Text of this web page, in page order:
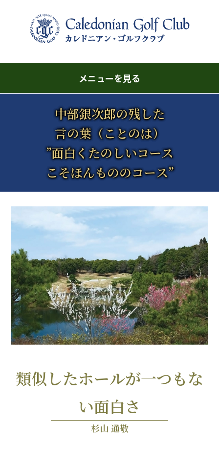
メニューを見る
中部銀次郎の残した
言の葉（ことのは）
”面白くたのしいコース
こそほんもののコース”
類似したホールが一つもな
い面白さ
杉山 通敬